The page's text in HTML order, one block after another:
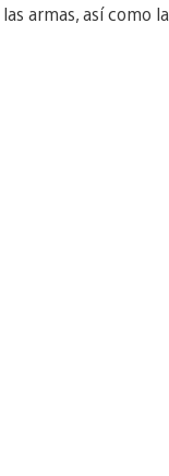
armas, así como la